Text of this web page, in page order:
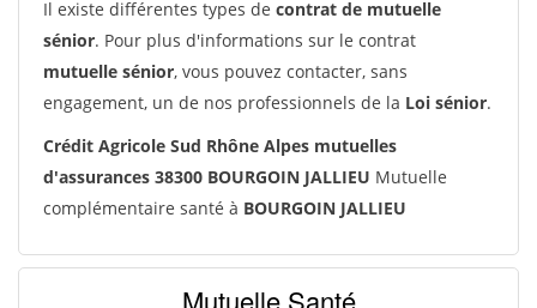
Il existe différentes types de contrat de mutuelle
sénior. Pour plus d'informations sur le contrat
mutuelle sénior, vous pouvez contacter, sans
engagement, un de nos professionnels de la Loi sénior.
Crédit Agricole Sud Rhône Alpes mutuelles
d'assurances 38300 BOURGOIN JALLIEU Mutuelle
complémentaire santé à BOURGOIN JALLIEU